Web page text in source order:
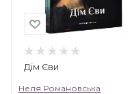
Інжира.
Дім Єви
Неля Романовська